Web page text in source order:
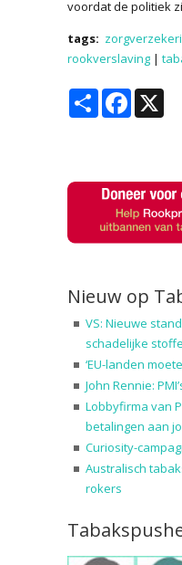
voordat de politiek
tags:
rookverslaving |
Share Facebook
Nieuw op
VS: Nieuwe
schadelijke
‘EU-landen
John Rennie:
Lobbyfirma van
betalingen aan
Curiosity-
Australisch
rokers